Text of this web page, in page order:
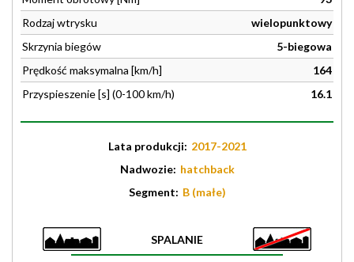
Rodzaj wtrysku
wielopunktowy
Skrzynia biegów
5-biegowa
Prędkość maksymalna [km/h]
164
Przyspieszenie [s] (0-100 km/h)
16.1
Lata produkcji: 2017-2021
Nadwozie: hatchback
Segment: B (małe)
SPALANIE